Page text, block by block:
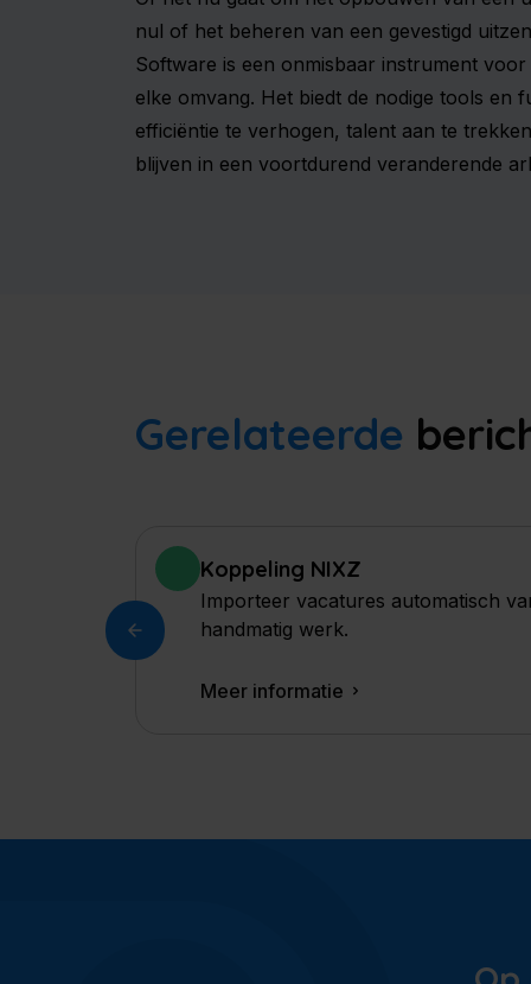
nul of het beheren van een gevestigd
Software is een onmisbaar instrument
elke omvang. Het biedt de nodige tools en
efficiëntie te verhogen, talent aan te
blijven in een voortdurend veranderende
Gerelateerde
Koppeling NIXZ
Importeer vacatures automatisch
handmatig werk.
Meer informatie